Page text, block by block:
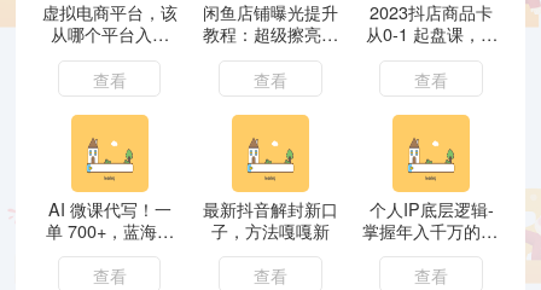
虚拟电商平台，该
从哪个平台入手
(淘宝、拼多多、
小红书)全攻略日
入1000！
查看
闲鱼店铺曝光提升
教程：超级擦亮核
心用法，选品上架
测款优化手把手教
学
查看
2023抖店商品卡
从0-1 起盘课，教
你通投拉满，抖音
商品卡爆单
查看
AI 微课代写！一
单 700+，蓝海赛
道直接躺赚，送接
单渠道
查看
最新抖音解封新口
子，方法嘎嘎新
查看
个人IP底层逻辑-
掌握年入千万的10
个新技能，约会底
层IP的打造方法！
查看